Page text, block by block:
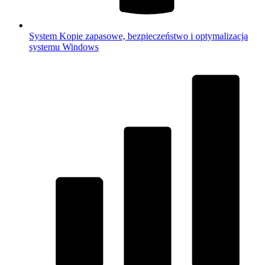
System Kopie zapasowe, bezpieczeństwo i optymalizacja
systemu Windows